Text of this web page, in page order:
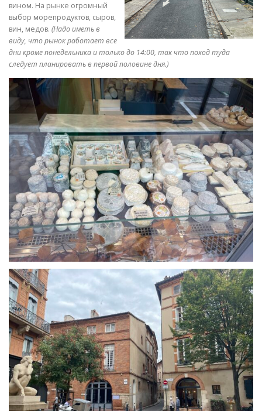
вином. На рынке огромный
выбор морепродуктов, сыров,
вин, медов. (Надо иметь в
виду, что рынок работает все
дни кроме понедельника и только до 14:00, так что поход туда
следует планировать в первой половине дня.)